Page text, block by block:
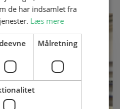
de har indsamlet fra
Læs mere
Målretning